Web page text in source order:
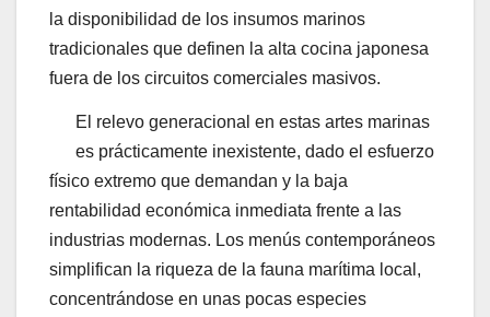
la disponibilidad de los insumos marinos
tradicionales que definen la alta cocina japonesa
fuera de los circuitos comerciales masivos.
El relevo generacional en estas artes marinas
es prácticamente inexistente, dado el esfuerzo
físico extremo que demandan y la baja
rentabilidad económica inmediata frente a las
industrias modernas. Los menús contemporáneos
simplifican la riqueza de la fauna marítima local,
concentrándose en unas pocas especies